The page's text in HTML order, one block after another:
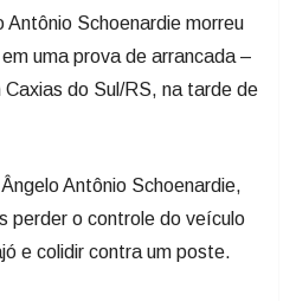
Antônio Schoenardie morreu
uma prova de arrancada –
do Sul/RS, na tarde de
Antônio Schoenardie,
perder o controle do veículo
e colidir contra um poste.